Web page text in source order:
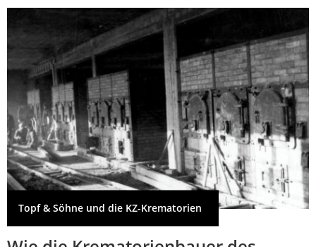
Topf & Söhne und die KZ-Krematorien